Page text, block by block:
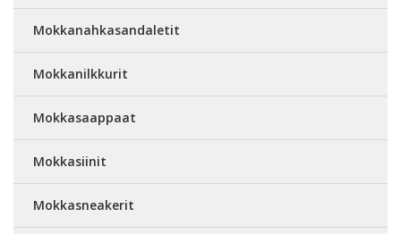
Mokkanahkasandaletit
Mokkanilkkurit
Mokkasaappaat
Mokkasiinit
Mokkasneakerit